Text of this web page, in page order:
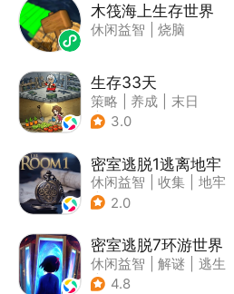
木筏海上生存世界
休闲益智 烧脑
生存33天
策略 养成
末日
| 卡通
3.0
密室逃脱1逃离地牢
休闲益智 收集
地牢
| 密室逃脱
2.0
密室逃脱7环游世界
休闲益智 解谜
逃生
| 密室逃脱
4.8